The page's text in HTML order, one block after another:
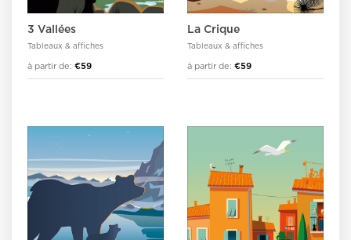
3 Vallées
Tableaux & affiches
à partir de: €59
La Crique
Tableaux & affiches
à partir de: €59